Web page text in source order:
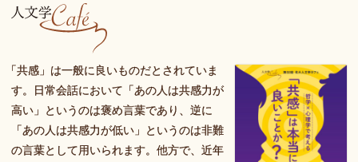
「共感」は一般に良いものだとされていま
す。日常会話において「あの人は共感力が
高い」というのは褒め言葉であり、逆に
「あの人は共感力が低い」というのは非難
の言葉として用いられます。他方で、近年